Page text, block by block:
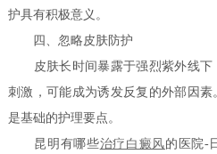
护具有积极意义。
四、忽略皮肤防护
皮肤长时间暴露于强烈紫外线下
刺激，可能成为诱发反复的外部因
是基础的护理要点。
昆明有哪些治疗白癜风的医院-